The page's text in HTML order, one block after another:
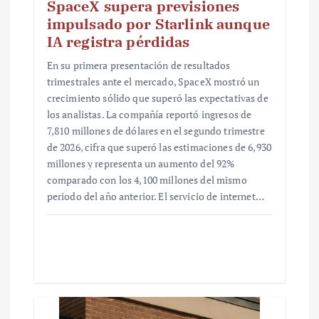
SpaceX supera previsiones
impulsado por Starlink aunque
IA registra pérdidas
En su primera presentación de resultados
trimestrales ante el mercado, SpaceX mostró un
crecimiento sólido que superó las expectativas de
los analistas. La compañía reportó ingresos de
7,810 millones de dólares en el segundo trimestre
de 2026, cifra que superó las estimaciones de 6,930
millones y representa un aumento del 92%
comparado con los 4,100 millones del mismo
periodo del año anterior. El servicio de internet…